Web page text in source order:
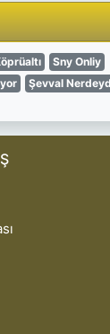
Sny Onliy
Şevval